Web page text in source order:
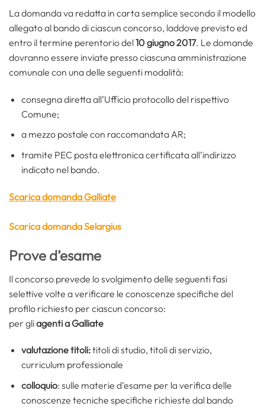
La domanda va redatta in carta semplice secondo il modello
allegato al bando di ciascun concorso, laddove previsto ed
entro il termine perentorio del10 giugno 2017. Le domande
dovranno essere inviate presso ciascuna amministrazione
comunale con una delle seguenti modalità:
consegna diretta all’Ufficio protocollo del rispettivo
Comune;
a mezzo postale con raccomandata AR;
tramite PEC posta elettronica certificata all’indirizzo
indicato nel bando.
Scarica domanda Galliate
Scarica domanda Selargius
Prove d’esame
Il concorso prevede lo svolgimento delle seguenti fasi
selettive volte a verificare le conoscenze specifiche del
profilo richiesto per ciascun concorso:
per gliagenti a Galliate
valutazione titoli:titoli di studio, titoli di servizio,
curriculum professionale
colloquio: sulle materie d’esame per la verifica delle
conoscenze tecniche specifiche richieste dal bando